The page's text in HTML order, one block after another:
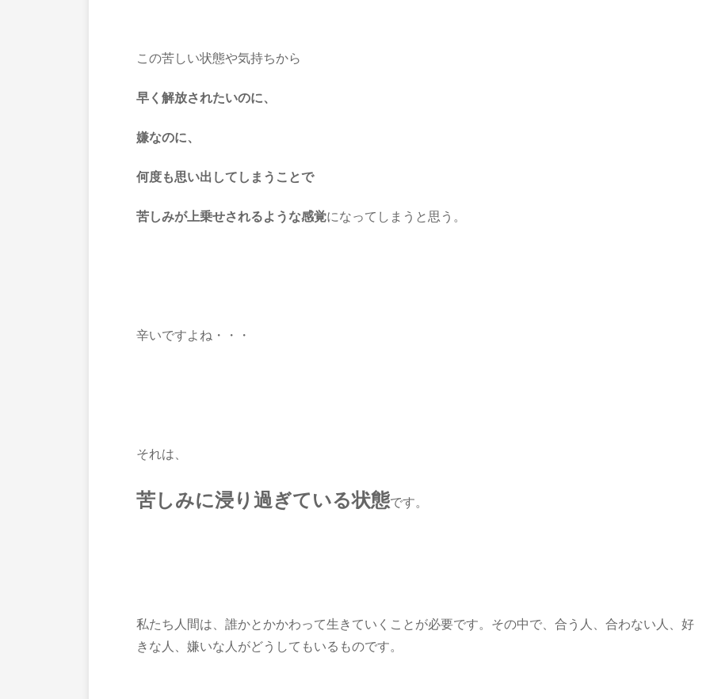
この苦しい状態や気持ちから
早く解放されたいのに、
嫌なのに、
何度も思い出してしまうことで
苦しみが上乗せされるような感覚になってしまうと思う。
辛いですよね・・・
それは、
苦しみに浸り過ぎている状態です。
私たち人間は、誰かとかかわって生きていくことが必要です。その中で、合う人、合わない人、好
きな人、嫌いな人がどうしてもいるものです。